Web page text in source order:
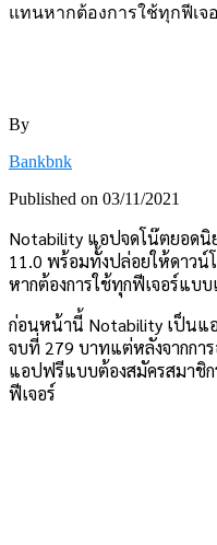
แทนหากต้องการใช้ทุกฟีเจ
By
Bankbnk
Published on 03/11/2021
Notability แอปจดโน๊ตยอดนิ
11.0 พร้อมทั้งปล่อยให้ดาว
หากต้องการใช้ทุกฟีเจอร์แบบ
ก่อนหน้านี้ Notability เป็นแ
จบที่ 279 บาทแต่หลังจากกา
แอปฟรีแบบต้องสมัครสมาชิ
ฟีเจอร์